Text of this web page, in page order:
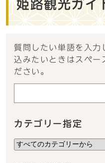
姫路観光ガイ
質問したい単語を入力
込みたいときはスペー
ださい。
カテゴリー指定